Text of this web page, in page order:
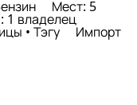
Мест: 5
1 владелец
• Тэгу Импорт